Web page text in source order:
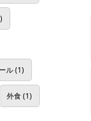
ル(1)
外食(1)